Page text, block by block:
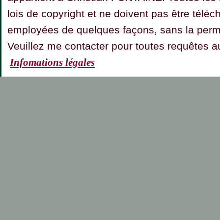
lois de copyright et ne doivent pas être
employées de quelques façons, sans la
Veuillez me contacter pour toutes
Infomations légales